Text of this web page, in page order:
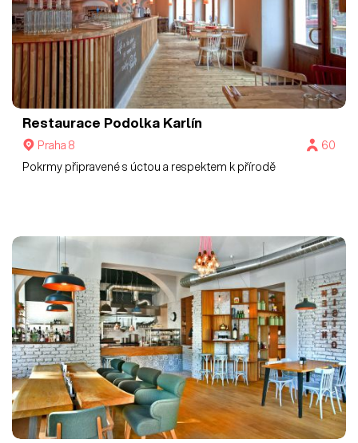
Restaurace Podolka Karlín
Praha 8
60
Pokrmy připravené s úctou a respektem k přírodě